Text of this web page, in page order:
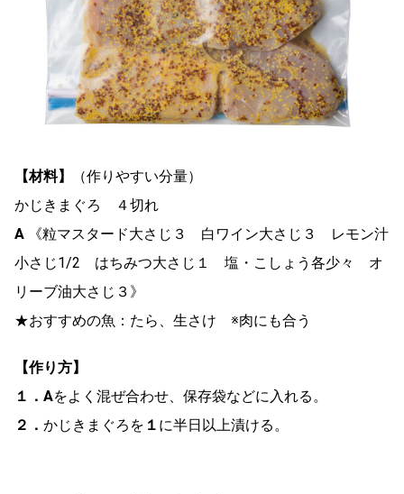
【材料】
（作りやすい分量）
かじきまぐろ ４切れ
A 《粒マスタード大さじ３ 白ワイン大さじ３ レモン汁
小さじ1/2 はちみつ大さじ１ 塩・こしょう各少々 オ
リーブ油大さじ３》
★おすすめの魚：たら、生さけ ※肉にも合う
【作り方】
１． Aをよく混ぜ合わせ、保存袋などに入れる。
２． かじきまぐろを １ に半日以上漬ける。